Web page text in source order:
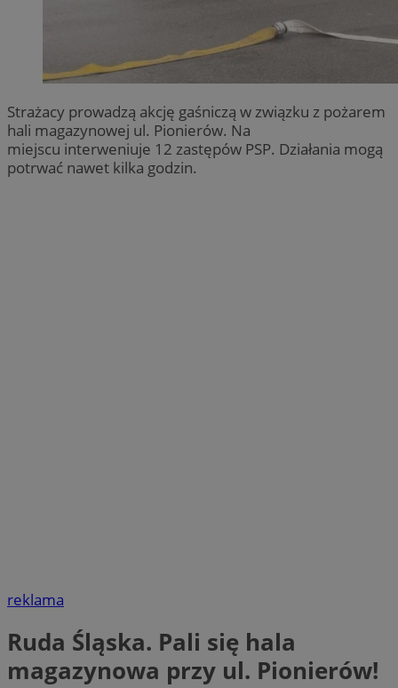
Strażacy prowadzą akcję gaśniczą w związku z pożarem
hali magazynowej ul. Pionierów. Na
miejscu interweniuje 12 zastępów PSP. Działania mogą
potrwać nawet kilka godzin.
reklama
Ruda Śląska. Pali się hala
magazynowa przy ul. Pionierów!